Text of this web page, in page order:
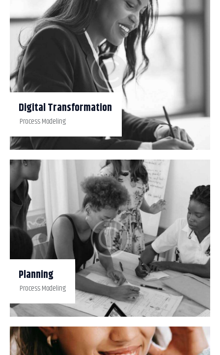
Digital Transformation
Process Modeling
Planning
Process Modeling